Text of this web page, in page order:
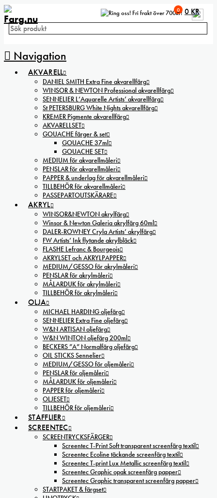
Fri frakt över 700kr!
Navigation
0 0 KR
AKVARELL
DANIEL SMITH Extra Fine akvarellfärg
WINSOR & NEWTON Professional akvarellfärg
SENNELIER L’Aquarelle Artists’ akvarellfärg
St PETERSBURG White Nights akvarellfärg
KREMER Pigmente akvarellfärg
AKVARELLSET
GOUACHE färger & set
GOUACHE 37ml
GOUACHE SET
MEDIUM för akvarellmåleri
PENSLAR för akvarellmåleri
PAPPER & underlag för akvarellmåleri
TILLBEHÖR för akvarellmåleri
PASSEPARTOUTSKÄRARE
AKRYL
WINSOR&NEWTON akrylfärg
Winsor & Newton Galeria akrylfärg 60ml
DALER-ROWNEY Cryla Artists’ akrylfärg
FW Artists’ Ink flytande akrylbläck
FLASHE Lefranc & Bourgeois
AKRYLSET och AKRYLPAPPER
MEDIUM/GESSO för akrylmåleri
PENSLAR för akrylmåleri
MÅLARDUK för akrylmåleri
TILLBEHÖR för akrylmåleri
OLJA
MICHAEL HARDING oljefärg
SENNELIER Extra Fine oljefärg
W&N ARTISAN oljefärg
W&N WINTON oljefärg 200ml
BECKERS ”A” Normalfärg oljefärg
OIL STICKS Sennelier
MEDIUM/GESSO för oljemåleri
PENSLAR för oljemåleri
MÅLARDUK för oljemåleri
PAPPER för oljemåleri
OLJESET
TILLBEHÖR för oljemåleri
STAFFLIER
SCREENTEC
SCREENTRYCKSFÄRGER
Screentec T-Print Soft transparent screenfärg textil
Screentec Ecoline täckande screenfärg textil
Screentec T-print Lux Metallic screenfärg textil
Screentec Graphic opak screenfärg papper
Screentec Graphic transparent screenfärg papper
STARTPAKET & färgset